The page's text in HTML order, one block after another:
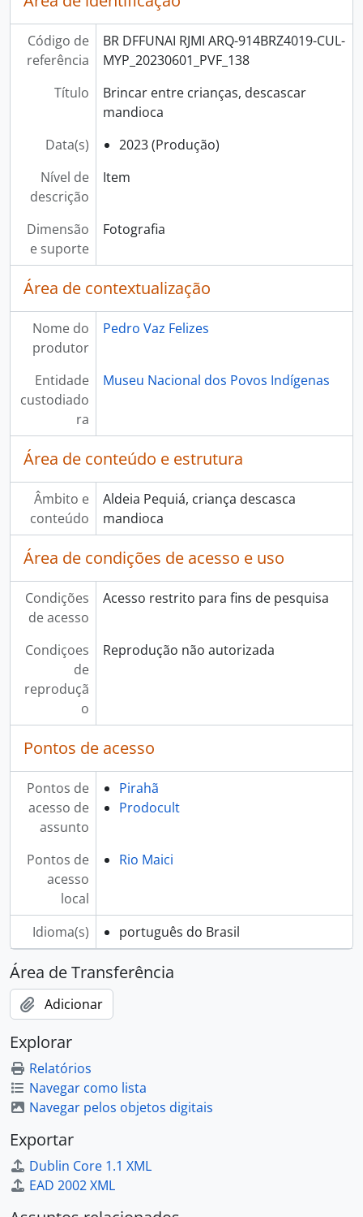
Código de
referência
BR DFFUNAI RJMI ARQ-914BRZ4019-CUL-
MYP_20230601_PVF_138
Título
Brincar entre crianças, descascar
mandioca
Data(s)
2023 (Produção)
Nível de
descrição
Item
Dimensão
e suporte
Fotografia
Área de contextualização
Nome do
produtor
Pedro Vaz Felizes
Entidade
custodiado
ra
Museu Nacional dos Povos Indígenas
Área de conteúdo e estrutura
Âmbito e
conteúdo
Aldeia Pequiá, criança descasca
mandioca
Área de condições de acesso e uso
Condições
de acesso
Acesso restrito para fins de pesquisa
Condiçoes
de
reproduçã
o
Reprodução não autorizada
Pontos de acesso
Pontos de
acesso de
assunto
Pirahã
Prodocult
Pontos de
acesso
local
Rio Maici
Idioma(s) português do Brasil
Área de Transferência
Adicionar
Explorar
Relatórios
Navegar como lista
Navegar pelos objetos digitais
Exportar
Dublin Core 1.1 XML
EAD 2002 XML